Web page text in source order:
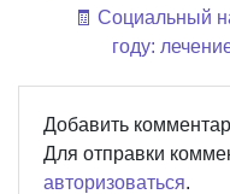
🧾 Социальный
году:
Добавить
Для отправки
авторизоваться.